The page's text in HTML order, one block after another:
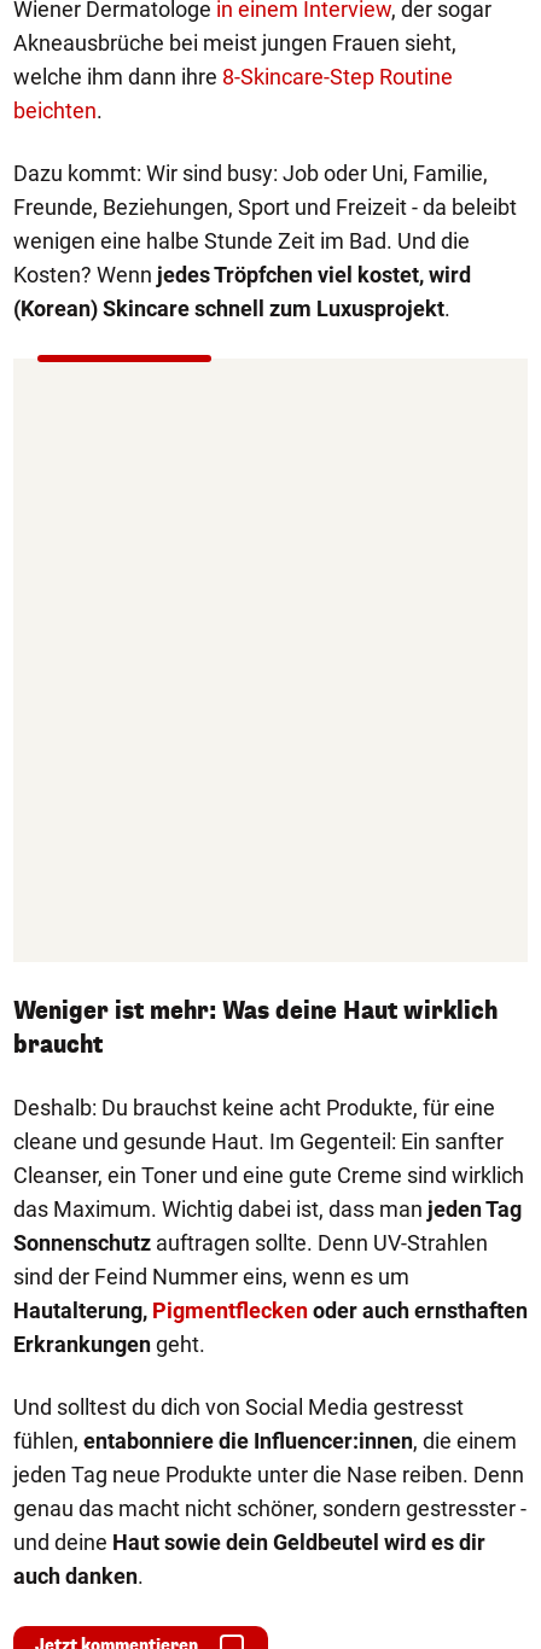
Wiener Dermatologe in einem Interview, der sogar
Akneausbrüche bei meist jungen Frauen sieht,
welche ihm dann ihre 8-Skincare-Step Routine
beichten.
Dazu kommt: Wir sind busy: Job oder Uni, Familie,
Freunde, Beziehungen, Sport und Freizeit - da beleibt
wenigen eine halbe Stunde Zeit im Bad. Und die
Kosten? Wenn jedes Tröpfchen viel kostet, wird
(Korean) Skincare schnell zum Luxusprojekt.
Weniger ist mehr: Was deine Haut wirklich
braucht
Deshalb: Du brauchst keine acht Produkte, für eine
cleane und gesunde Haut. Im Gegenteil: Ein sanfter
Cleanser, ein Toner und eine gute Creme sind wirklich
das Maximum. Wichtig dabei ist, dass man jeden Tag
Sonnenschutz auftragen sollte. Denn UV-Strahlen
sind der Feind Nummer eins, wenn es um
Hautalterung, Pigmentfleckenoder auch ernsthaften
Erkrankungengeht.
Und solltest du dich von Social Media gestresst
fühlen, entabonniere die Influencer:innen, die einem
jeden Tag neue Produkte unter die Nase reiben. Denn
genau das macht nicht schöner, sondern gestresster -
und deine Haut sowie dein Geldbeutel wird es dir
auch danken.